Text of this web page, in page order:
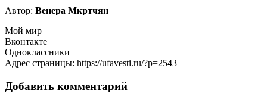
Автор: Венера Мкртчян
Мой мир
Вконтакте
Одноклассники
Адрес страницы: https://ufavesti.ru/?p=2543
Добавить комментарий